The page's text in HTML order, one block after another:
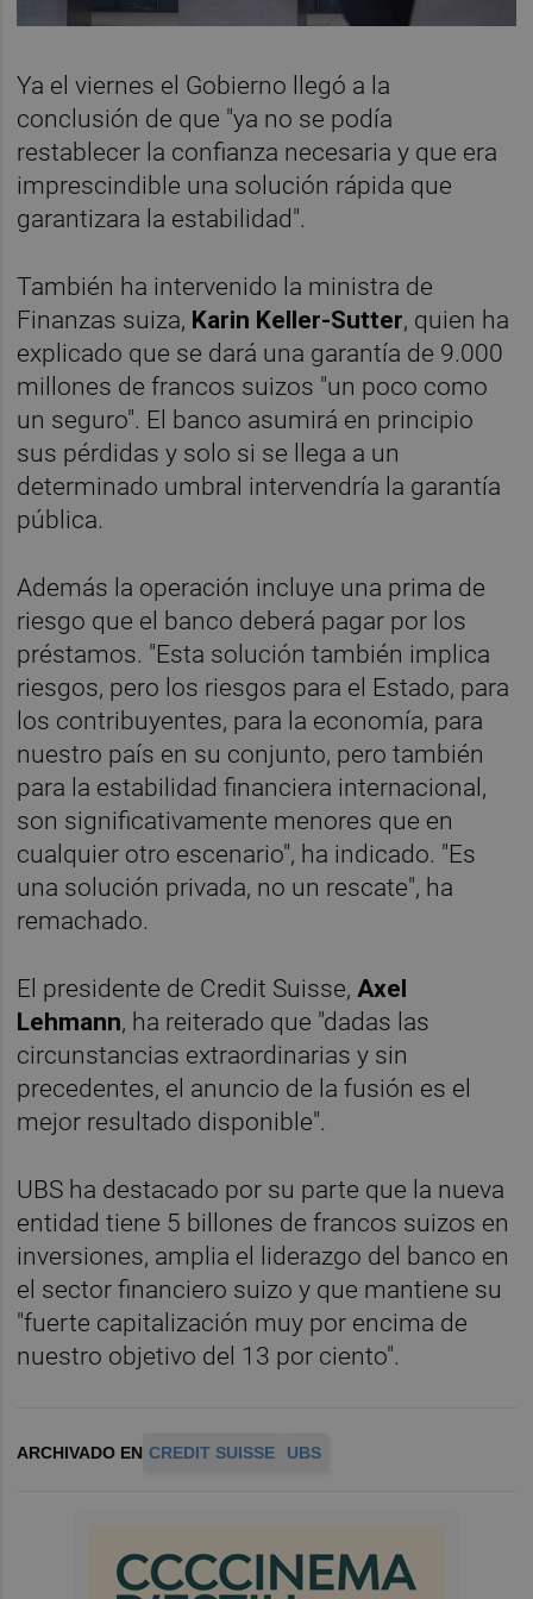
Ya el viernes el Gobierno llegó a la
conclusión de que "ya no se podía
restablecer la confianza necesaria y que era
imprescindible una solución rápida que
garantizara la estabilidad".
También ha intervenido la ministra de
Finanzas suiza, Karin Keller-Sutter, quien ha
explicado que se dará una garantía de 9.000
millones de francos suizos "un poco como
un seguro". El banco asumirá en principio
sus pérdidas y solo si se llega a un
determinado umbral intervendría la garantía
pública.
Además la operación incluye una prima de
riesgo que el banco deberá pagar por los
préstamos. "Esta solución también implica
riesgos, pero los riesgos para el Estado, para
los contribuyentes, para la economía, para
nuestro país en su conjunto, pero también
para la estabilidad financiera internacional,
son significativamente menores que en
cualquier otro escenario", ha indicado. "Es
una solución privada, no un rescate", ha
remachado.
El presidente de Credit Suisse,Axel
Lehmann, ha reiterado que "dadas las
circunstancias extraordinarias y sin
precedentes, el anuncio de la fusión es el
mejor resultado disponible".
UBS ha destacado por su parte que la nueva
entidad tiene 5 billones de francos suizos en
inversiones, amplia el liderazgo del banco en
el sector financiero suizo y que mantiene su
"fuerte capitalización muy por encima de
nuestro objetivo del 13 por ciento".
ARCHIVADO EN CREDIT SUISSE UBS